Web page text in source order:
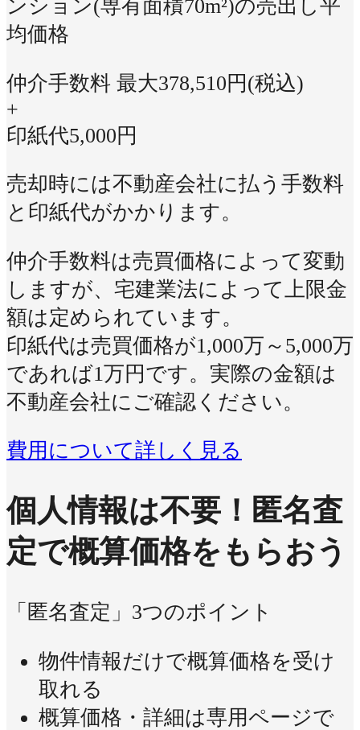
ンション(専有面積70m²)の売出し平
均価格
仲介手数料 最大378,510円(税込)
+
印紙代5,000円
売却時には不動産会社に払う手数料
と印紙代がかかります。
仲介手数料は売買価格によって変動
しますが、宅建業法によって上限金
額は定められています。
印紙代は売買価格が1,000万～5,000万
であれば1万円です。実際の金額は
不動産会社にご確認ください。
費用について詳しく見る
個人情報は不要！ 匿名査
定で概算価格をもらおう
「匿名査定」3つのポイント
物件情報だけで概算価格を受け
取れる
概算価格・詳細は専用ページで